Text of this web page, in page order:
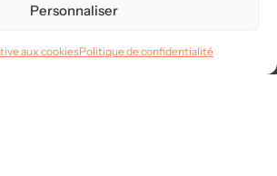
Personnaliser
aux cookiesPolitique de confidentialité